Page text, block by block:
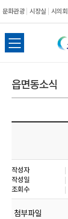
문화관광 시장실 시의회
전
체
뉴
열
읍면동소식
작성자
작성일
조회수
첨부파일